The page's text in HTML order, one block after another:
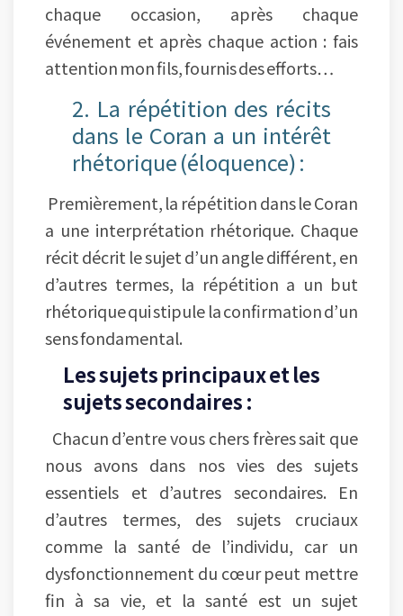
chaque occasion, après chaque
événement et après chaque action : fais
attention mon fils, fournis des efforts…
2. La répétition des récits
dans le Coran a un intérêt
rhétorique (éloquence) :
Premièrement, la répétition dans le Coran
a une interprétation rhétorique. Chaque
récit décrit le sujet d’un angle différent, en
d’autres termes, la répétition a un but
rhétorique qui stipule la confirmation d’un
sens fondamental.
Les sujets principaux et les
sujets secondaires :
Chacun d’entre vous chers frères sait que
nous avons dans nos vies des sujets
essentiels et d’autres secondaires. En
d’autres termes, des sujets cruciaux
comme la santé de l’individu, car un
dysfonctionnement du cœur peut mettre
fin à sa vie, et la santé est un sujet